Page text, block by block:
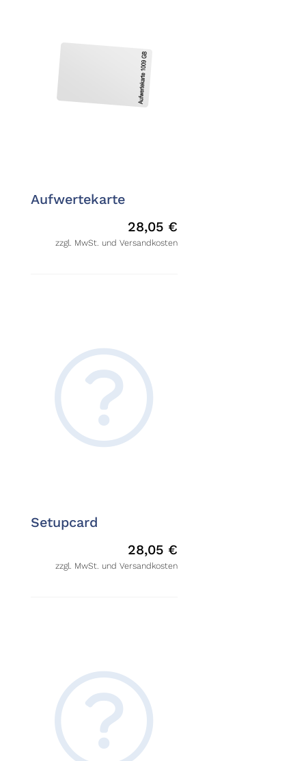
Aufwertekarte
28,05 €
zzgl. MwSt. und Versandkosten
Setupcard
28,05 €
zzgl. MwSt. und Versandkosten